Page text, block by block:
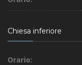
Chiesa inferiore
Orario: